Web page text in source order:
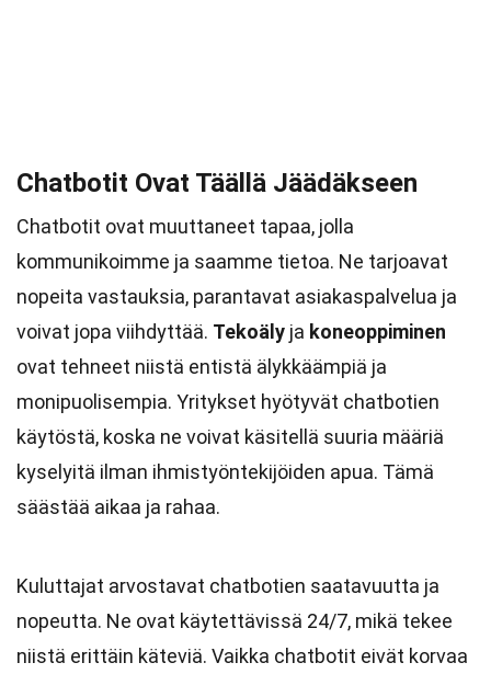
Chatbotit Ovat Täällä Jäädäkseen
Chatbotit ovat muuttaneet tapaa, jolla
kommunikoimme ja saamme tietoa. Ne tarjoavat
nopeita vastauksia, parantavat asiakaspalvelua ja
voivat jopa viihdyttää. Tekoäly ja koneoppiminen
ovat tehneet niistä entistä älykkäämpiä ja
monipuolisempia. Yritykset hyötyvät chatbotien
käytöstä, koska ne voivat käsitellä suuria määriä
kyselyitä ilman ihmistyöntekijöiden apua. Tämä
säästää aikaa ja rahaa.
Kuluttajat arvostavat chatbotien saatavuutta ja
nopeutta. Ne ovat käytettävissä 24/7, mikä tekee
niistä erittäin käteviä. Vaikka chatbotit eivät korvaa